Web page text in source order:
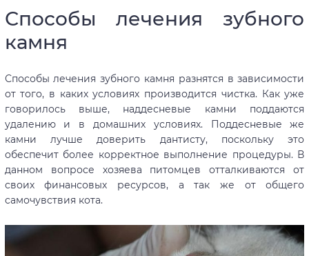
Способы лечения зубного
камня
Способы лечения зубного камня разнятся в зависимости
от того, в каких условиях производится чистка. Как уже
говорилось выше, наддесневые камни поддаются
удалению и в домашних условиях. Поддесневые же
камни лучше доверить дантисту, поскольку это
обеспечит более корректное выполнение процедуры. В
данном вопросе хозяева питомцев отталкиваются от
своих финансовых ресурсов, а так же от общего
самочувствия кота.